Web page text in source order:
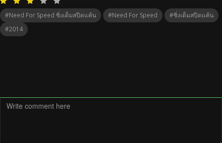
#need For Speed ซิ่งเต็มสปีดแค้น #Need For Speed
#ซิ่งเต็มสปีดแค้น
#2014